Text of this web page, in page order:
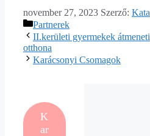
november 27, 2023 Szerző: Kata
Kategória
Partnerek
II.kerületi gyermekek átmeneti
otthona
Karácsonyi Csomagok
K
ar